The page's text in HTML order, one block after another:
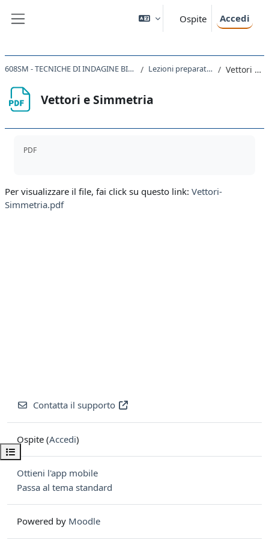
Ospite Accedi
Apri indice del corso
608SM - TECNICHE DI INDAGINE BIOSTRUTTURALE CON LUCE DI SINCROTRONE 2020 Lezioni preparatorie di matematica Vettori e Simmetria
Vettori e Simmetria
PDF
Per visualizzare il file, fai click su questo link: Vettori-
Simmetria.pdf
Contatta il supporto
Ospite (Accedi)
Ottieni l'app mobile
Passa al tema standard
Powered by Moodle